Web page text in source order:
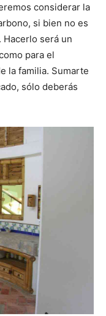
considerar la
si bien no es
Hacerlo será un
para el
la familia. Sumarte
sólo deberás